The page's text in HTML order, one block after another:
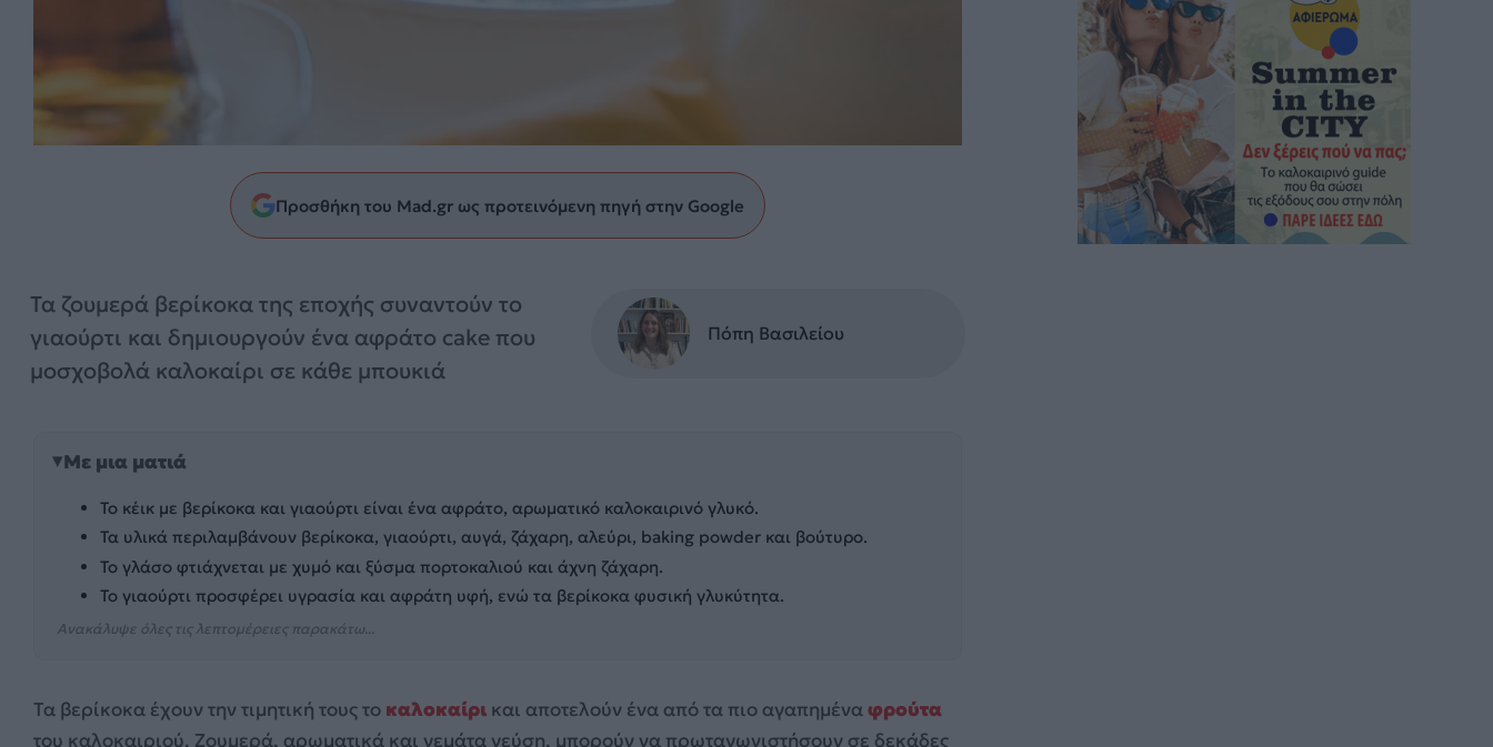
Προσθήκη του Mad.gr ως προτεινόμενη πηγή στην Google
Τα ζουμερά βερίκοκα της εποχής συναντούν το
γιαούρτι και δημιουργούν ένα αφράτο cake που
μοσχοβολά καλοκαίρι σε κάθε μπουκιά
Πόπη Βασιλείου
Με μια ματιά
Το κέικ με βερίκοκα και γιαούρτι είναι ένα αφράτο, αρωματικό καλοκαιρινό γλυκό.
Τα υλικά περιλαμβάνουν βερίκοκα, γιαούρτι, αυγά, ζάχαρη, αλεύρι, baking powder και βούτυρο.
Το γλάσο φτιάχνεται με χυμό και ξύσμα πορτοκαλιού και άχνη ζάχαρη.
Το γιαούρτι προσφέρει υγρασία και αφράτη υφή, ενώ τα βερίκοκα φυσική γλυκύτητα.
Ανακάλυψε όλες τις λεπτομέρειες παρακάτω...
Τα βερίκοκα έχουν την τιμητική τους το καλοκαίρι και αποτελούν ένα από τα πιο αγαπημέναφρούτα
του καλοκαιριού. Ζουμερά, αρωματικά και γεμάτα γεύση, μπορούν να πρωταγωνιστήσουν σε δεκάδες